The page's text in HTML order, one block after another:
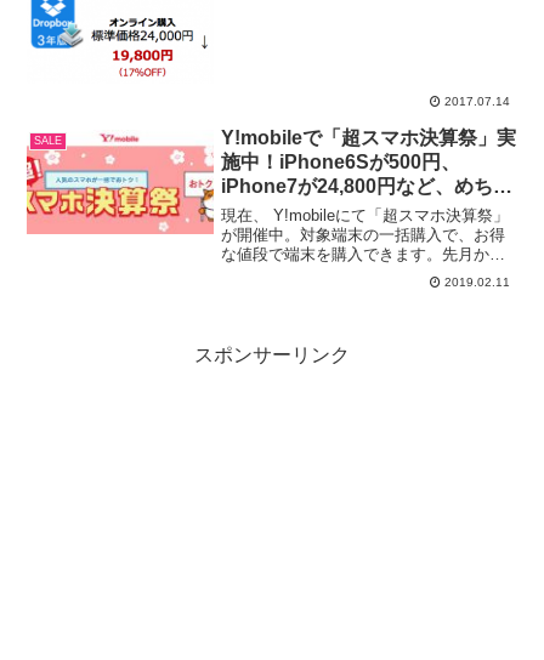
2017.07.14
SALE
Y!mobileで「超スマホ決算祭」実
施中！iPhone6Sが500円、
iPhone7が24,800円など、めちゃ
安です。
現在、 Y!mobileにて「超スマホ決算祭」
が開催中。対象端末の一括購入で、お得
な値段で端末を購入できます。先月から
始まっているiPhone6S 32GBの一括500
円を皮切りに、今月2月1日からは
2019.02.11
スポンサーリンク